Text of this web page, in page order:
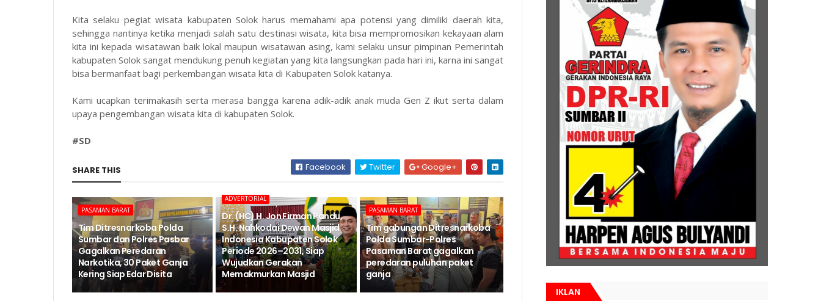
Kita selaku pegiat wisata kabupaten Solok harus memahami apa potensi yang dimiliki daerah kita,
sehingga nantinya ketika menjadi salah satu destinasi wisata, kita bisa mempromosikan kekayaan alam
kita ini kepada wisatawan baik lokal maupun wisatawan asing, kami selaku unsur pimpinan Pemerintah
kabupaten Solok sangat mendukung penuh kegiatan yang kita langsungkan pada hari ini, karna ini sangat
bisa bermanfaat bagi perkembangan wisata kita di Kabupaten Solok katanya.
Kami ucapkan terimakasih serta merasa bangga karena adik-adik anak muda Gen Z ikut serta dalam
upaya pengembangan wisata kita di kabupaten Solok.
#SD
SHARE THIS Facebook Twitter Google+
PASAMAN BARAT
Tim Ditresnarkoba Polda
Sumbar dan Polres Pasbar
Gagalkan Peredaran
Narkotika, 30 Paket Ganja
Kering Siap Edar Disita
ADVERTORIAL
Dr. (HC) H. Jon Firman Pandu,
S.H. Nahkodai Dewan Masjid
Indonesia Kabupaten Solok
Periode 2026–2031, Siap
Wujudkan Gerakan
Memakmurkan Masjid
PASAMAN BARAT
Tim gabungan Ditresnarkoba
Polda Sumbar-Polres
Pasaman Barat gagalkan
peredaran puluhan paket
ganja
IKLAN